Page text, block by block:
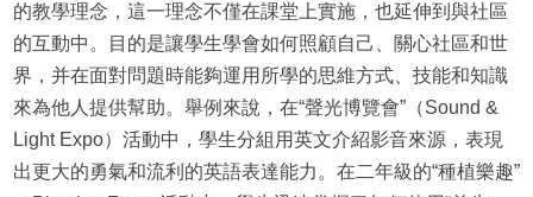
的教學理念，這一理念不僅在課堂上實施，也延伸到與社區
的互動中。目的是讓學生學會如何照顧自己、關心社區和世
界，并在面對問題時能夠運用所學的思維方式、技能和知識
來為他人提供幫助。舉例來說，在“聲光博覽會”（Sound &
Light Expo）活動中，學生分組用英文介紹影音來源，表現
出更大的勇氣和流利的英語表達能力。在二年級的“種植樂趣”